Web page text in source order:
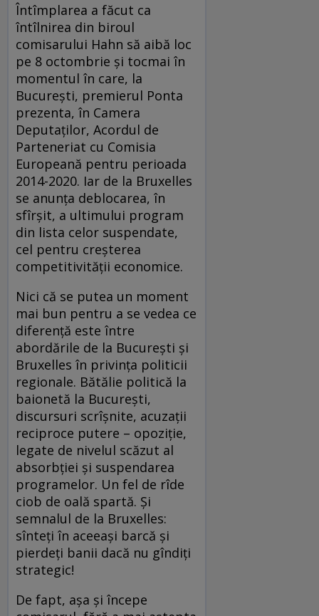
Întîmplarea a făcut ca
întîlnirea din biroul
comisarului Hahn să aibă loc
pe 8 octombrie şi tocmai în
momentul în care, la
Bucureşti, premierul Ponta
prezenta, în Camera
Deputaţilor, Acordul de
Parteneriat cu Comisia
Europeană pentru perioada
2014-2020. Iar de la Bruxelles
se anunţa deblocarea, în
sfîrşit, a ultimului program
din lista celor suspendate,
cel pentru creşterea
competitivităţii economice.
Nici că se putea un moment
mai bun pentru a se vedea ce
diferenţă este între
abordările de la Bucureşti şi
Bruxelles în privinţa politicii
regionale. Bătălie politică la
baionetă la Bucureşti,
discursuri scrîşnite, acuzaţii
reciproce putere – opoziţie,
legate de nivelul scăzut al
absorbţiei şi suspendarea
programelor. Un fel de rîde
ciob de oală spartă. Şi
semnalul de la Bruxelles:
sînteţi în aceeaşi barcă şi
pierdeţi banii dacă nu gîndiţi
strategic!
De fapt, aşa şi începe